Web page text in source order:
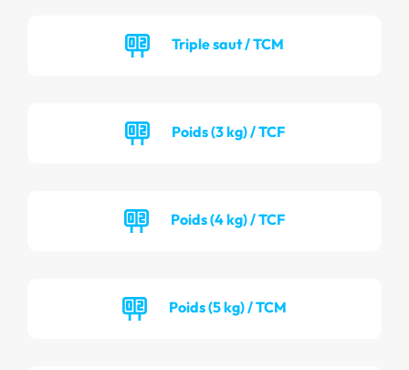
Triple saut / TCM
Poids (3 kg) / TCF
Poids (4 kg) / TCF
Poids (5 kg) / TCM